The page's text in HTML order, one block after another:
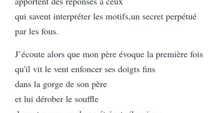
qui savent interpréter les motifs,un secret perpétué
par les fous.
J’écoute alors que mon père évoque la première fois
qu'il vit le vent enfoncer ses doigts fins
dans la gorge de son père
et lui dérober le souffle